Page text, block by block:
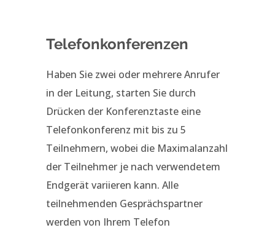
Telefonkonferenzen
Haben Sie zwei oder mehrere Anrufer
in der Leitung, starten Sie durch
Drücken der Konferenztaste eine
Telefonkonferenz mit bis zu 5
Teilnehmern, wobei die Maximalanzahl
der Teilnehmer je nach verwendetem
Endgerät variieren kann. Alle
teilnehmenden Gesprächspartner
werden von Ihrem Telefon